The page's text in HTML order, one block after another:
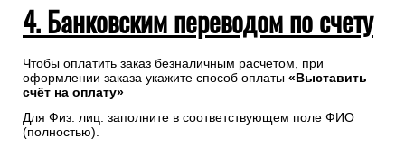
4. Банковским переводом по счету
Чтобы оплатить заказ безналичным расчетом, при
оформлении заказа укажите способ оплаты «Выставить
счёт на оплату»
Для Физ. лиц: заполните в соответствующем поле ФИО
(полностью).